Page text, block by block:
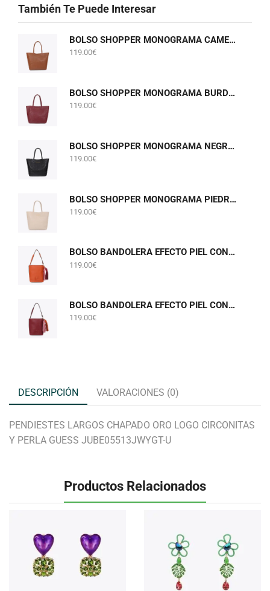
También Te Puede Interesar
BOLSO SHOPPER MONOGRAMA CAMEL LOLA CASADEMUNT LF2604075
119.00€
BOLSO SHOPPER MONOGRAMA BURDEOS LOLA CASADEMUNT LF2604075
119.00€
BOLSO SHOPPER MONOGRAMA NEGRO LOLA CASADEMUNT LF2604075
119.00€
BOLSO SHOPPER MONOGRAMA PIEDRA GRIS PERLADO LOLA CASADEMUNT LF2604075
119.00€
BOLSO BANDOLERA EFECTO PIEL CON POMPONES NARANJA LOLA CASADEMUNT LF2604058
119.00€
BOLSO BANDOLERA EFECTO PIEL CON POMPONES BURDEOS LOLA CASADEMUNT LF2604058
119.00€
DESCRIPCIÓN VALORACIONES (0)
PENDIESTES LARGOS CHAPADO ORO LOGO CIRCONITAS
Y PERLA GUESS JUBE05513JWYGT-U
Productos Relacionados